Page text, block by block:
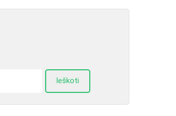
Ieškoti